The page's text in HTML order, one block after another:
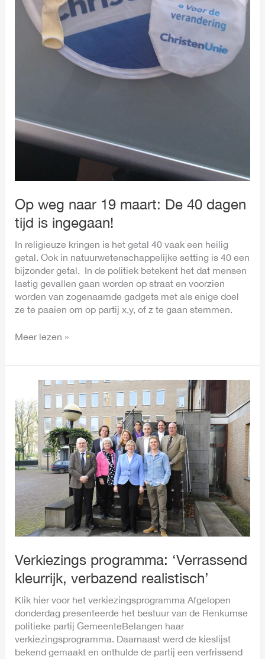
Op weg naar 19 maart: De 40 dagen
tijd is ingegaan!
In religieuze kringen is het getal 40 vaak een heilig
getal. Ook in natuurwetenschappelijke setting is 40 een
bijzonder getal. In de politiek betekent het dat mensen
lastig gevallen gaan worden op straat en voorzien
worden van zogenaamde gadgets met als enige doel
ze te paaien om op partij x,y, of z te gaan stemmen.
Meer lezen »
Verkiezings programma: ‘Verrassend
kleurrijk, verbazend realistisch’
Klik hier voor het verkiezingsprogramma Afgelopen
donderdag presenteerde het bestuur van de Renkumse
politieke partij GemeenteBelangen haar
verkiezingsprogramma. Daarnaast werd de kieslijst
bekend gemaakt en onthulde de partij een verfrissend
Verkiezings
programma:
‘Verrassend
kleurrijk,
verbazend
realistisch’